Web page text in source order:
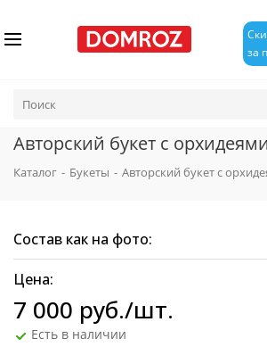
за
Авторский букет с орхидеями
Каталог - Букеты - Авторский букет с
Состав как на фото:
Цена:
7 000 руб./шт.
Есть в наличии